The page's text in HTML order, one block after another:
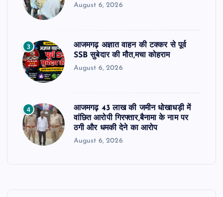
August 6, 2026
3
आजमगढ़ अज्ञात वाहन की टक्कर से पूर्व
SSB सुबेदार की मौत,मचा कोहराम
August 6, 2026
4
आजमगढ़ 43 लाख की जमीन धोखाधड़ी में
वांछित आरोपी गिरफ्तार,बैनामा के नाम पर
ठगी और धमकी देने का आरोप
August 6, 2026